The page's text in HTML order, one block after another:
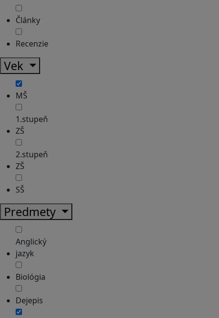
Články
Recenzie
Vek
MŠ
1.stupeň
ZŠ
2.stupeň
ZŠ
SŠ
Predmety
Anglický
jazyk
Biológia
Dejepis